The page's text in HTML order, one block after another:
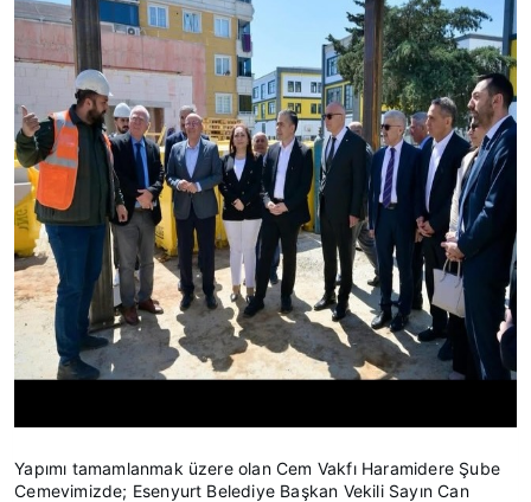
Yapımı tamamlanmak üzere olan Cem Vakfı Haramidere Şube
Cemevimizde; Esenyurt Belediye Başkan Vekili Sayın Can